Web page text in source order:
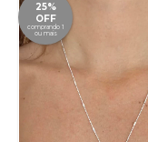
25%
OFF
comprando 1
ou mais